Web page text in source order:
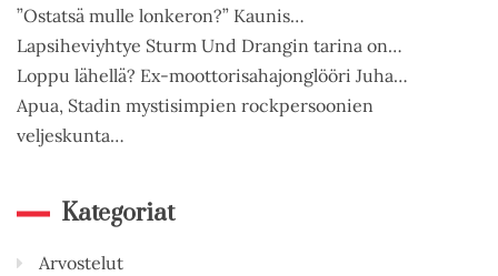
”Ostatsä mulle lonkeron?” Kaunis…
Lapsiheviyhtye Sturm Und Drangin tarina on…
Loppu lähellä? Ex-moottorisahajonglööri Juha…
Apua, Stadin mystisimpien rockpersoonien
veljeskunta…
Kategoriat
Arvostelut